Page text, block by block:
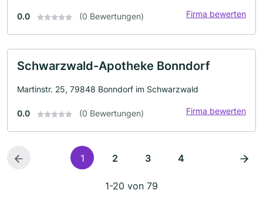
0.0 (0 Bewertungen) Firma bewerten
Schwarzwald-Apotheke Bonndorf
Martinstr. 25, 79848 Bonndorf im Schwarzwald
0.0 (0 Bewertungen) Firma bewerten
1 2 3 4
1-20 von 79